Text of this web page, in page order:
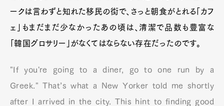
ークは言わずと知れた移民の街で、さっと朝食がとれる「カフ
ェ」もまだまだ少なかったあの頃は、清潔で品数も豊富な
「韓国グロサリー」がなくてはならない存在だったのです。
"If you're going to a diner, go to one run by a
Greek." That’s what a New Yorker told me shortly
after I arrived in the city. This hint to finding good